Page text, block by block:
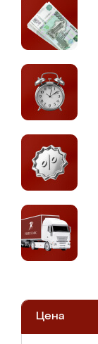
Цена